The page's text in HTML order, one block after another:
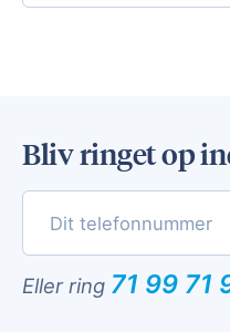
Bliv ringet op
Eller ring 71 99 71